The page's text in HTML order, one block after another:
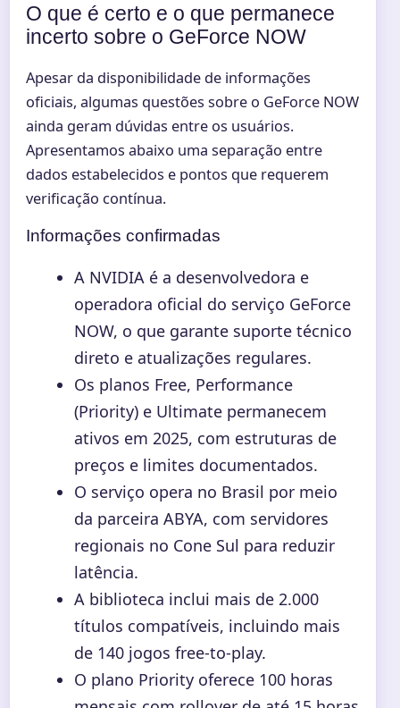
O que é certo e o que permanece
incerto sobre o GeForce NOW
Apesar da disponibilidade de informações
oficiais, algumas questões sobre o GeForce NOW
ainda geram dúvidas entre os usuários.
Apresentamos abaixo uma separação entre
dados estabelecidos e pontos que requerem
verificação contínua.
Informações confirmadas
A NVIDIA é a desenvolvedora e
operadora oficial do serviço GeForce
NOW, o que garante suporte técnico
direto e atualizações regulares.
Os planos Free, Performance
(Priority) e Ultimate permanecem
ativos em 2025, com estruturas de
preços e limites documentados.
O serviço opera no Brasil por meio
da parceira ABYA, com servidores
regionais no Cone Sul para reduzir
latência.
A biblioteca inclui mais de 2.000
títulos compatíveis, incluindo mais
de 140 jogos free-to-play.
O plano Priority oferece 100 horas